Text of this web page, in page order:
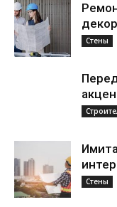
Стены
Стены